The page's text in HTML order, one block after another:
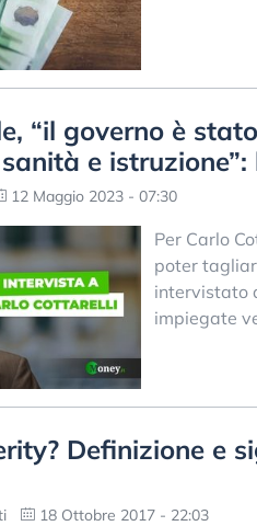
“il governo è
e
12 Maggio 2023 - 07:30
Per Carlo
poter
intervistato
impiegate
Definizione
18 Ottobre 2017 - 22:03